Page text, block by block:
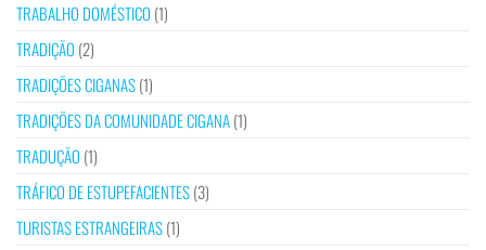
TRABALHO DOMÉSTICO (1)
TRADIÇÃO (2)
TRADIÇÕES CIGANAS(1)
TRADIÇÕES DA COMUNIDADE CIGANA(1)
TRADUÇÃO (1)
TRÁFICO DE ESTUPEFACIENTES(3)
TURISTAS ESTRANGEIRAS(1)